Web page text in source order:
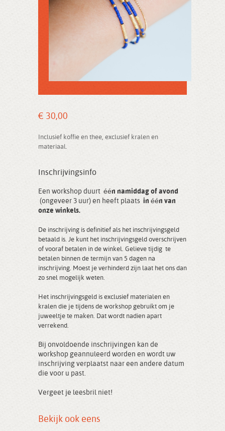
€ 30,00
Inclusief koffie en thee, exclusief kralen en
materiaal.
Inschrijvingsinfo
Een workshop duurt één namiddag of avond
(ongeveer 3 uur) en heeft plaats in één van
onze winkels.
De inschrijving is definitief als het inschrijvingsgeld
betaald is. Je kunt het inschrijvingsgeld overschrijven
of vooraf betalen in de winkel. Gelieve tijdig te
betalen binnen de termijn van 5 dagen na
inschrijving. Moest je verhinderd zijn laat het ons dan
zo snel mogelijk weten.
Het inschrijvingsgeld is exclusief materialen en
kralen die je tijdens de workshop gebruikt om je
juweeltje te maken. Dat wordt nadien apart
verrekend.
Bij onvoldoende inschrijvingen kan de
workshop geannuleerd worden en wordt uw
inschrijving verplaatst naar een andere datum
die voor u past.
Vergeet je leesbril niet!
Bekijk ook eens